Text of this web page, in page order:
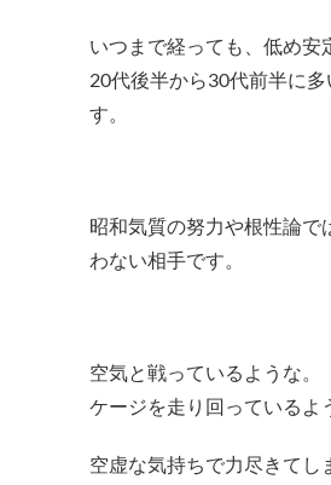
いつまで経っても、低め安
20代後半から30代前半に多
す。
昭和気質の努力や根性論で
わない相手です。
空気と戦っているような。
ケージを走り回っているよ
空虚な気持ちで力尽きてし